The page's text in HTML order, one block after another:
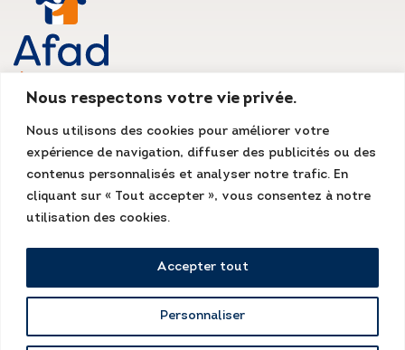
Nous respectons votre vie privée.
Nous utilisons des cookies pour améliorer votre
expérience de navigation, diffuser des publicités ou des
contenus personnalisés et analyser notre trafic. En
cliquant sur « Tout accepter », vous consentez à notre
utilisation des cookies.
Personnaliser
Accepter tout
AFAD IDF
Siège social
135, rue du Mont Cenis
75018 Paris
Tél. : 01 55 07 13 13
Fax : 01 48 78 70 08
accueil@afad-idf.asso.fr
Facebook Instagram
Mentions légales Kissagram Design